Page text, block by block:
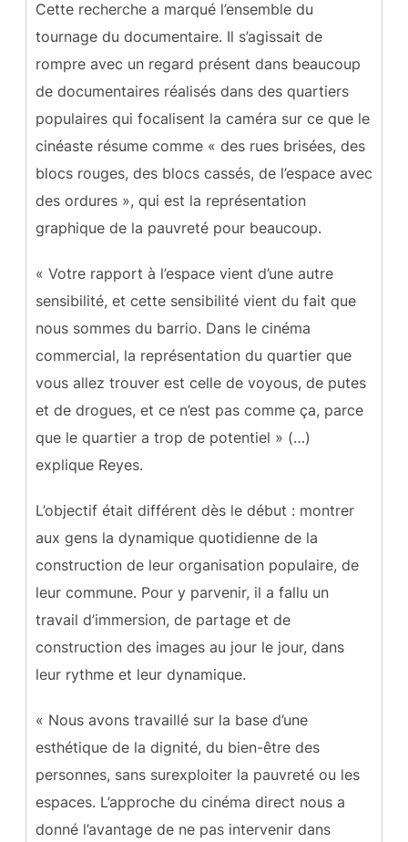
Cette recherche a marqué l’ensemble du
tournage du documentaire. Il s’agissait de
rompre avec un regard présent dans beaucoup
de documentaires réalisés dans des quartiers
populaires qui focalisent la caméra sur ce que le
cinéaste résume comme « des rues brisées, des
blocs rouges, des blocs cassés, de l’espace avec
des ordures », qui est la représentation
graphique de la pauvreté pour beaucoup.
« Votre rapport à l’espace vient d’une autre
sensibilité, et cette sensibilité vient du fait que
nous sommes du barrio. Dans le cinéma
commercial, la représentation du quartier que
vous allez trouver est celle de voyous, de putes
et de drogues, et ce n’est pas comme ça, parce
que le quartier a trop de potentiel » (…)
explique Reyes.
L’objectif était différent dès le début : montrer
aux gens la dynamique quotidienne de la
construction de leur organisation populaire, de
leur commune. Pour y parvenir, il a fallu un
travail d’immersion, de partage et de
construction des images au jour le jour, dans
leur rythme et leur dynamique.
« Nous avons travaillé sur la base d’une
esthétique de la dignité, du bien-être des
personnes, sans surexploiter la pauvreté ou les
espaces. L’approche du cinéma direct nous a
donné l’avantage de ne pas intervenir dans